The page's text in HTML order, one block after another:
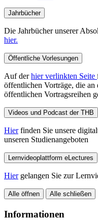
Jahrbücher
Die Jahrbücher unserer
hier.
Öffentliche Vorlesungen
Auf derhier verlinkten Seite
öffentlichen Vorträge, die
öffentlichen Vortragsreihen
Videos und Podcast der THB
Hierfinden Sie unsere
unseren Studienangeboten
Lernvideoplattform eLectures
Hiergelangen Sie zur
Alle öffnen Alle schließen
Informationen